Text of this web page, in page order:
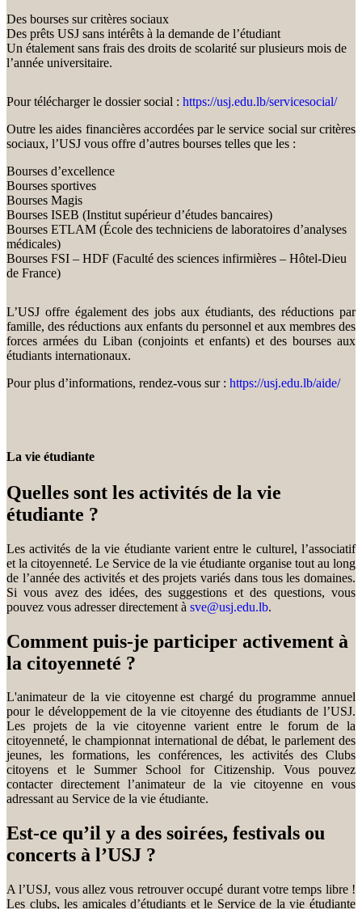
Des bourses sur critères sociaux
Des prêts USJ sans intérêts à la demande de l’étudiant
Un étalement sans frais des droits de scolarité sur plusieurs mois de
l’année universitaire.
Pour télécharger le dossier social : https://usj.edu.lb/servicesocial/
Outre les aides financières accordées par le service social sur critères
sociaux, l’USJ vous offre d’autres bourses telles que les :
Bourses d’excellence
Bourses sportives
Bourses Magis
Bourses ISEB (Institut supérieur d’études bancaires)
Bourses ETLAM (École des techniciens de laboratoires d’analyses
médicales)
Bourses FSI – HDF (Faculté des sciences infirmières – Hôtel-Dieu
de France)
L’USJ offre également des jobs aux étudiants, des réductions par
famille, des réductions aux enfants du personnel et aux membres des
forces armées du Liban (conjoints et enfants) et des bourses aux
étudiants internationaux.
Pour plus d’informations, rendez-vous sur : https://usj.edu.lb/aide/
La vie étudiante
Quelles sont les activités de la vie
étudiante ?
Les activités de la vie étudiante varient entre le culturel, l’associatif
et la citoyenneté. Le Service de la vie étudiante organise tout au long
de l’année des activités et des projets variés dans tous les domaines.
Si vous avez des idées, des suggestions et des questions, vous
pouvez vous adresser directement à sve@usj.edu.lb.
Comment puis-je participer activement à
la citoyenneté ?
L'animateur de la vie citoyenne est chargé du programme annuel
pour le développement de la vie citoyenne des étudiants de l’USJ.
Les projets de la vie citoyenne varient entre le forum de la
citoyenneté, le championnat international de débat, le parlement des
jeunes, les formations, les conférences, les activités des Clubs
citoyens et le Summer School for Citizenship. Vous pouvez
contacter directement l’animateur de la vie citoyenne en vous
adressant au Service de la vie étudiante.
Est-ce qu’il y a des soirées, festivals ou
concerts à l’USJ ?
A l’USJ, vous allez vous retrouver occupé durant votre temps libre !
Les clubs, les amicales d’étudiants et le Service de la vie étudiante